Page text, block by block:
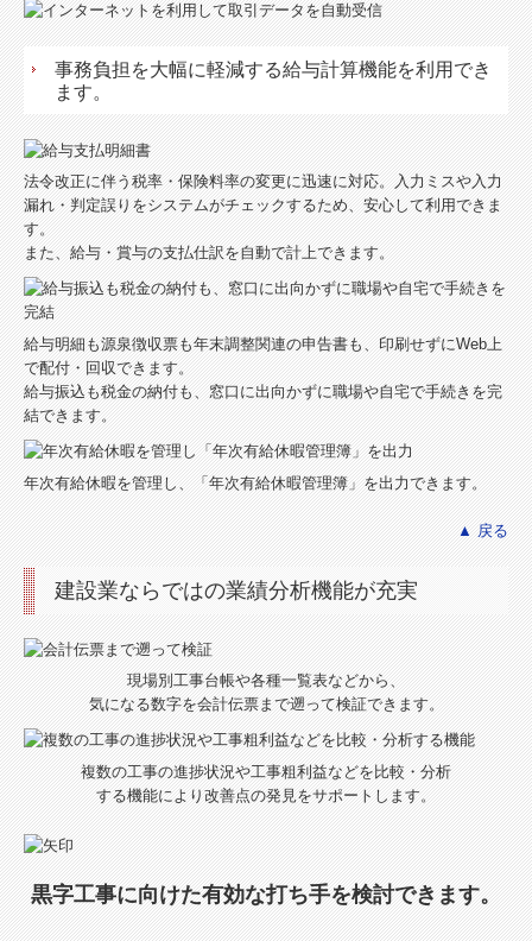
事務負担を大幅に軽減する給与計算機能を利用でき
ます。
法令改正に伴う税率・保険料率の変更に迅速に対応。入力ミスや入力
漏れ・判定誤りをシステムがチェックするため、安心して利用できま
す。
また、給与・賞与の支払仕訳を自動で計上できます。
給与明細も源泉徴収票も年末調整関連の申告書も、印刷せずにWeb上
で配付・回収できます。
給与振込も税金の納付も、窓口に出向かずに職場や自宅で手続きを完
結できます。
年次有給休暇を管理し、「年次有給休暇管理簿」を出力できます。
▲ 戻る
建設業ならではの業績分析機能が充実
現場別工事台帳や各種一覧表などから、
気になる数字を会計伝票まで遡って検証できます。
複数の工事の進捗状況や工事粗利益などを比較・分析
する機能により改善点の発見をサポートします。
黒字工事に向けた有効な打ち手を検討できます。